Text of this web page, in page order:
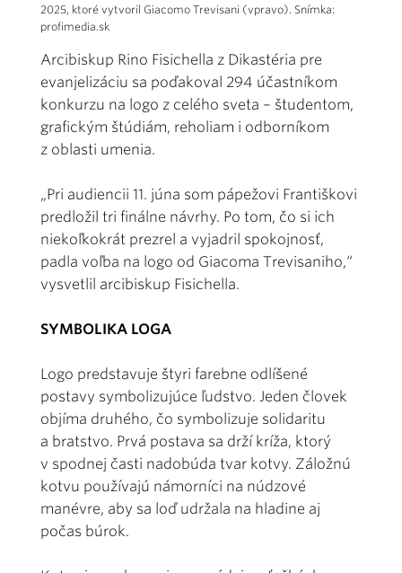
2025, ktoré vytvoril Giacomo Trevisani (vpravo). Snímka:
profimedia.sk
Arcibiskup Rino Fisichella z Dikastéria pre
evanjelizáciu sa poďakoval 294 účastníkom
konkurzu na logo z celého sveta – študentom,
grafickým štúdiám, reholiam i odborníkom
z oblasti umenia.
„Pri audiencii 11. júna som pápežovi Františkovi
predložil tri finálne návrhy. Po tom, čo si ich
niekoľkokrát prezrel a vyjadril spokojnosť,
padla voľba na logo od Giacoma Trevisaniho,“
vysvetlil arcibiskup Fisichella.
SYMBOLIKA LOGA
Logo predstavuje štyri farebne odlíšené
postavy symbolizujúce ľudstvo. Jeden človek
objíma druhého, čo symbolizuje solidaritu
a bratstvo. Prvá postava sa drží kríža, ktorý
v spodnej časti nadobúda tvar kotvy. Záložnú
kotvu používajú námorníci na núdzové
manévre, aby sa loď udržala na hladine aj
počas búrok.